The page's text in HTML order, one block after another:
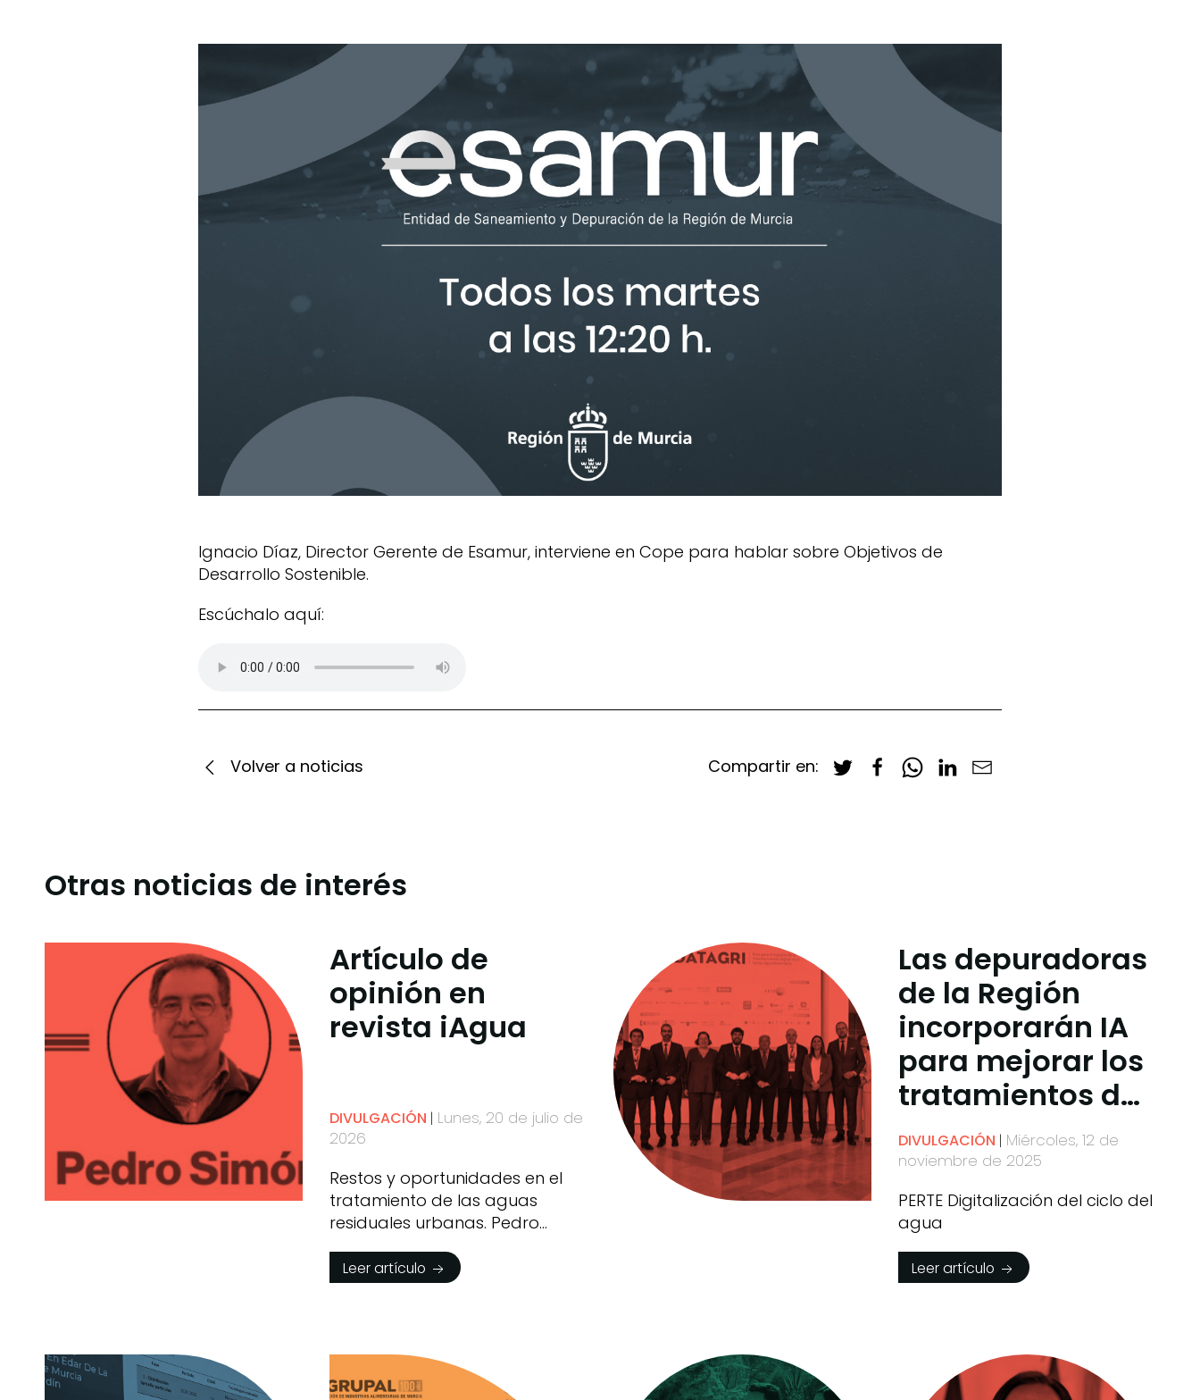
Ignacio Díaz, Director Gerente de Esamur, interviene en Cope para hablar sobre Objetivos de
Desarrollo Sostenible.
Escúchalo aquí:
Volver a noticias Compartir en:
Otras noticias de interés
Artículo de
opinión en
revista iAgua
DIVULGACIÓN
Lunes, 20 de julio de
2026
Restos y oportunidades en el
tratamiento de las aguas
residuales urbanas. Pedro
Leer artículo
Las depuradoras
de la Región
incorporarán IA
para mejorar los
tratamientos de
regeneración del
agua
DIVULGACIÓN
Miércoles, 12 de
noviembre de 2025
PERTE Digitalización del ciclo del
agua
Leer artículo